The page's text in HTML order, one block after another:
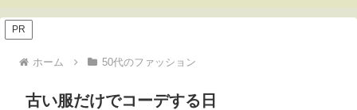
PR
ホーム 50代のファッション
古い服だけでコーデする日